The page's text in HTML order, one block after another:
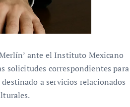
ante el Instituto Mexicano
solicitudes correspondientes para
a servicios relacionados